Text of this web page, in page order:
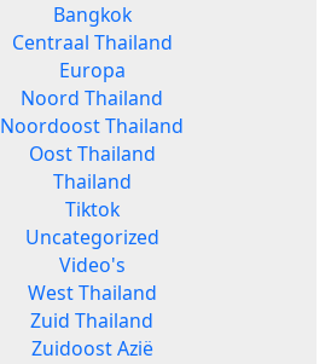
Bangkok
Centraal Thailand
Europa
Noord Thailand
Noordoost Thailand
Oost Thailand
Thailand
Tiktok
Uncategorized
Video's
West Thailand
Zuid Thailand
Zuidoost Azië